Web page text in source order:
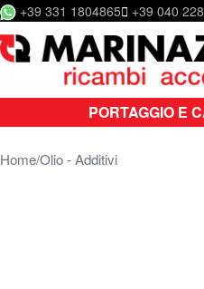
Salta al contenuto
+39 331 1804865 +39 040
PORTAGGIO E
HomeOlio - Additivi